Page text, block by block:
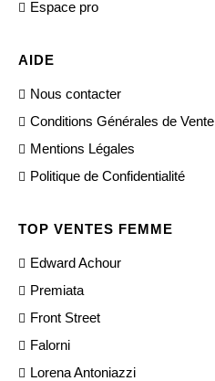
Espace pro
AIDE
Nous contacter
Conditions Générales de Vente
Mentions Légales
Politique de Confidentialité
TOP VENTES FEMME
Edward Achour
Premiata
Front Street
Falorni
Lorena Antoniazzi